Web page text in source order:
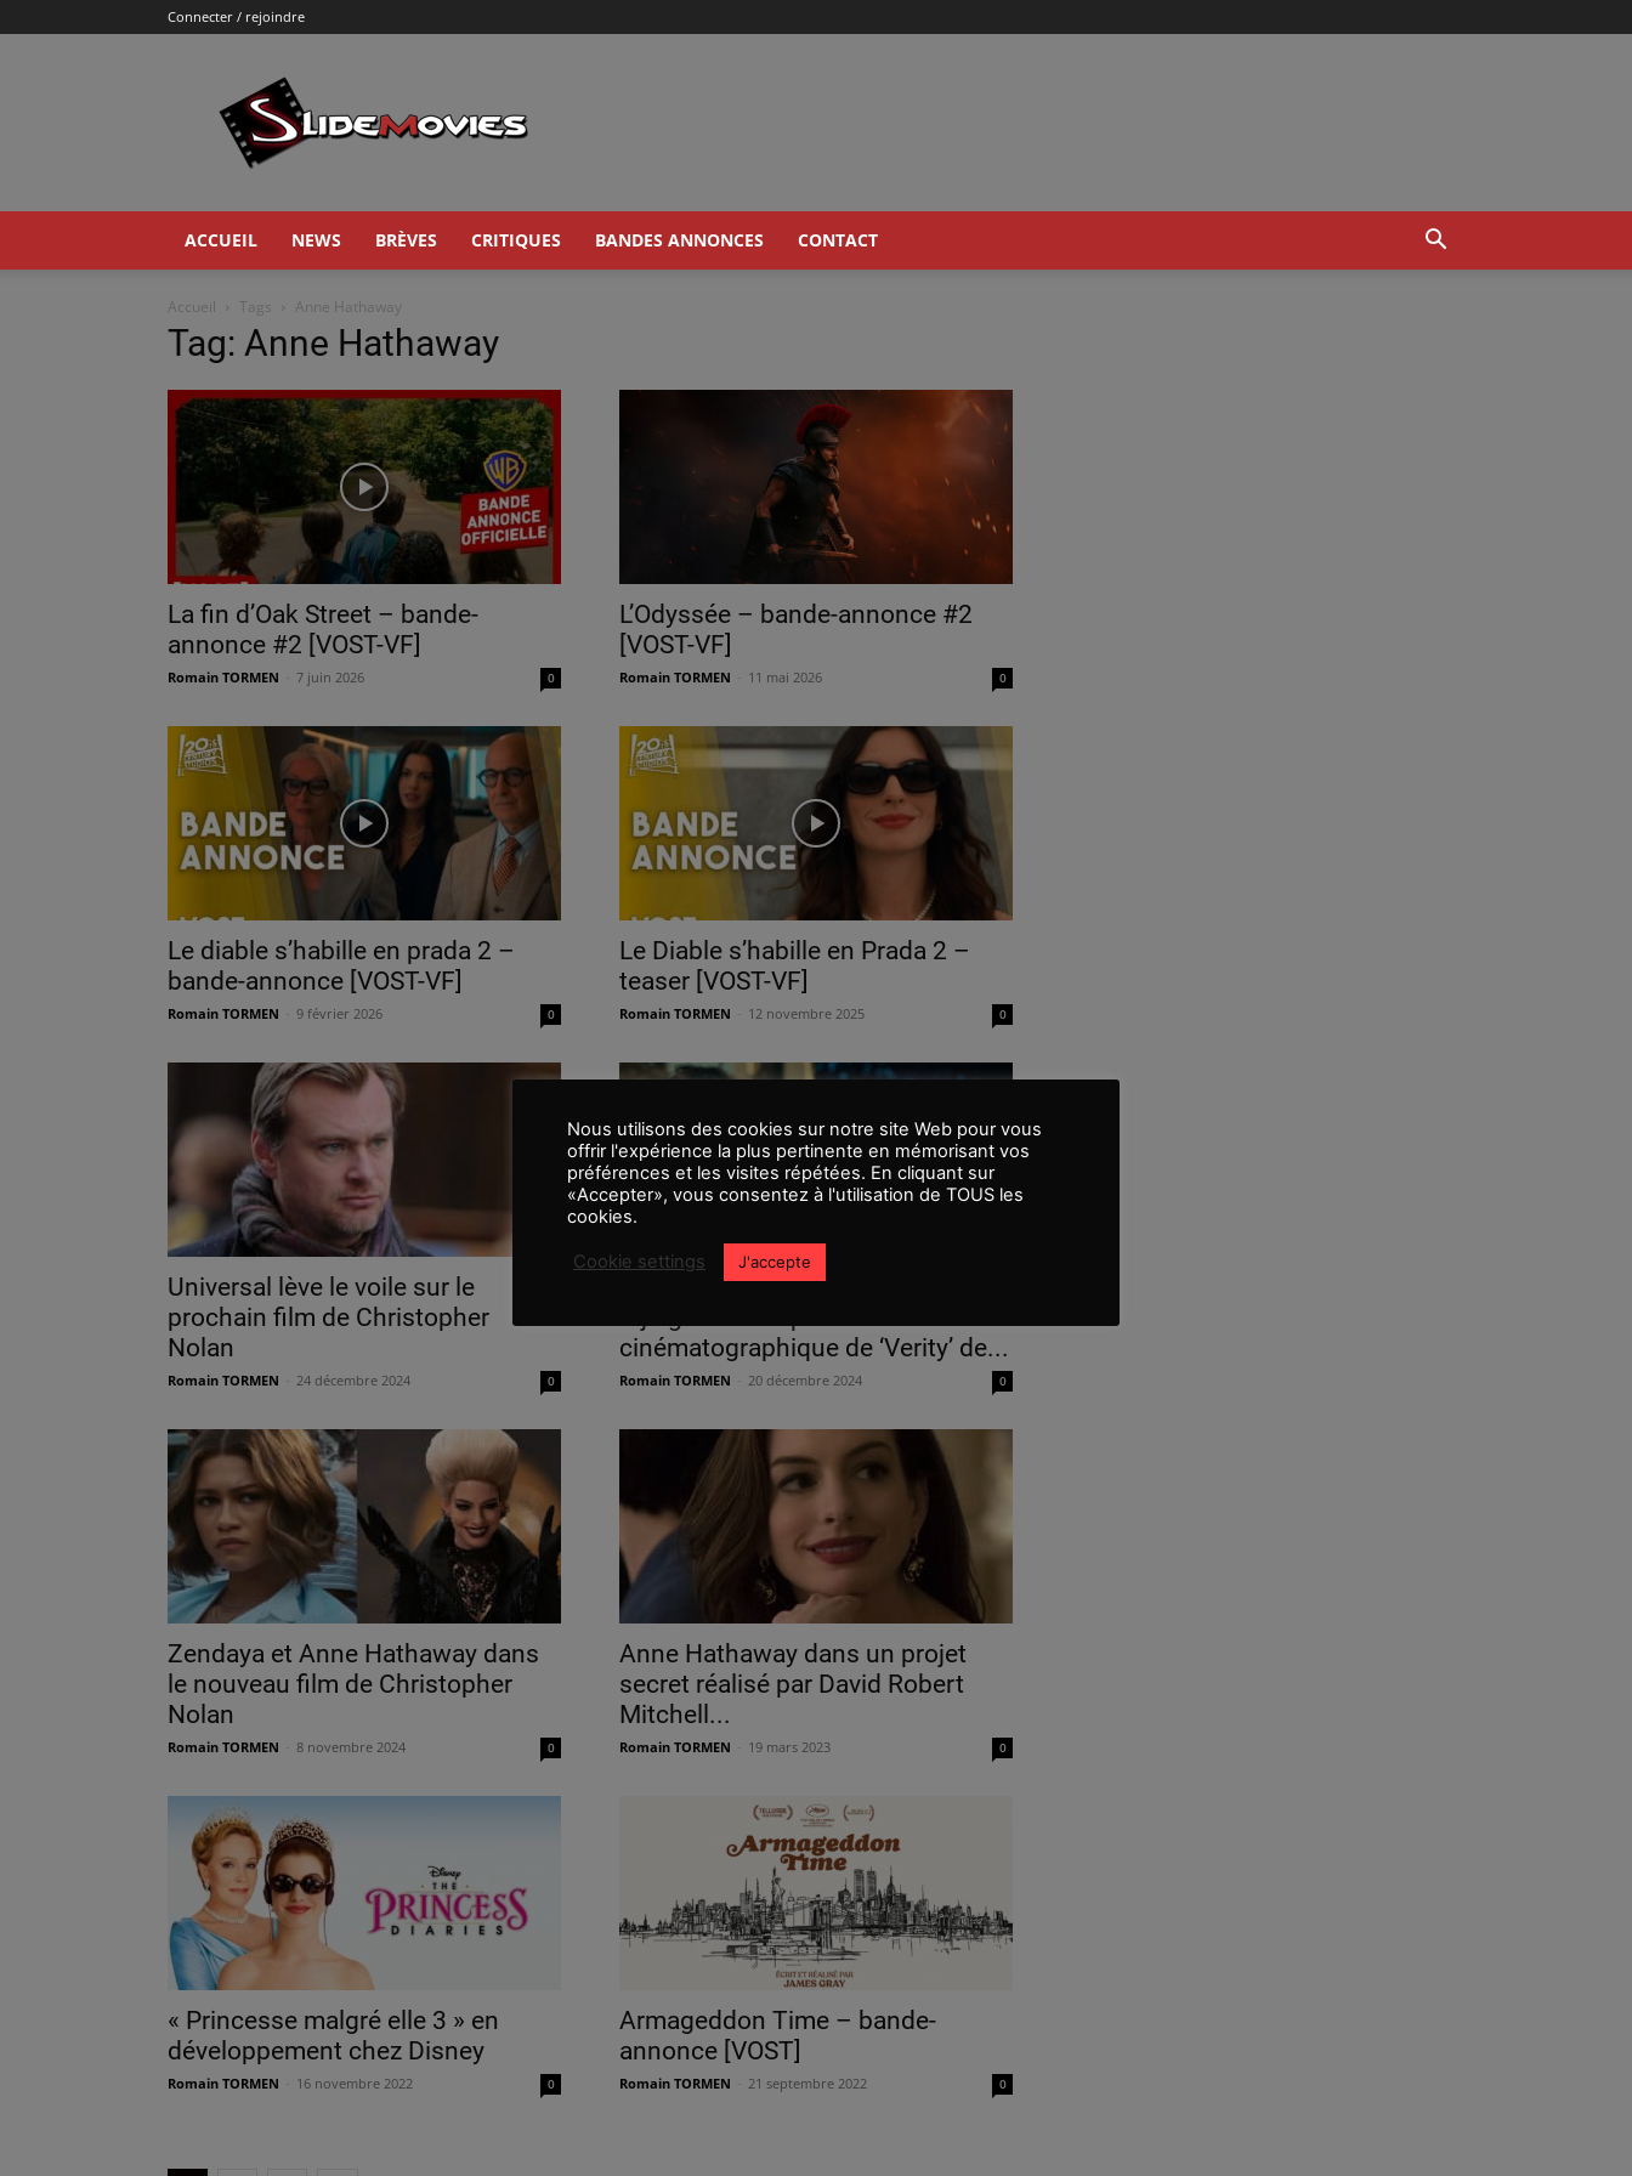
Connecter / rejoindre
ACCUEIL NEWS BRÈVES CRITIQUES BANDES ANNONCES CONTACT
Accueil Tags Anne Hathaway
Tag: Anne Hathaway
La fin d’Oak Street – bande-
annonce #2 [VOST-VF]
Romain TORMEN 7 juin 2026 0
L’Odyssée – bande-annonce #2
[VOST-VF]
Romain TORMEN 11 mai 2026 0
Le diable s’habille en prada 2 –
bande-annonce [VOST-VF]
Romain TORMEN 9 février 2026 0
Le Diable s’habille en Prada 2 –
teaser [VOST-VF]
Romain TORMEN 12 novembre 2025 0
Universal lève le voile sur le
prochain film de Christopher
Nolan
Romain TORMEN 24 décembre 2024 0
Dakota Johnson et Josh Hartnett
cinématographique de ‘Verity’ de...
Romain TORMEN 20 décembre 2024 0
Zendaya et Anne Hathaway dans
le nouveau film de Christopher
Nolan
Romain TORMEN 8 novembre 2024 0
Anne Hathaway dans un projet
secret réalisé par David Robert
Mitchell...
Romain TORMEN 19 mars 2023 0
« Princesse malgré elle 3 » en
développement chez Disney
Romain TORMEN 16 novembre 2022 0
Armageddon Time – bande-
annonce [VOST]
Romain TORMEN 21 septembre 2022 0
Nous utilisons des cookies sur notre site Web pour vous
offrir l'expérience la plus pertinente en mémorisant vos
préférences et les visites répétées. En cliquant sur
«Accepter», vous consentez à l'utilisation de TOUS les
cookies.
Cookie settings J'accepte